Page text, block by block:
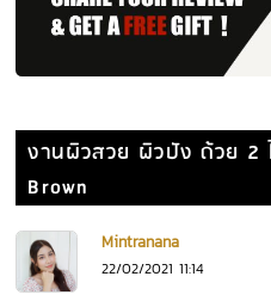
งานผิวสวย ผิวปัง ด้วย 2
Brown
Mintranana
22/02/2021 11:14